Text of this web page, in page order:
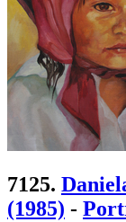
7125.
(1985) -